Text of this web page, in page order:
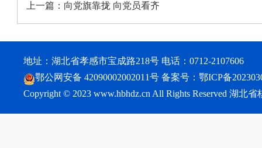
上一篇： 向党旗靠拢 向党员看齐
地址：湖北省孝感市宝成路218号 电话：0712-2107606
鄂公网安备 42090002002011号 备案号： 鄂ICP备
Copyright © 2023 www.hbhdz.cn All Rights Reserved 湖北